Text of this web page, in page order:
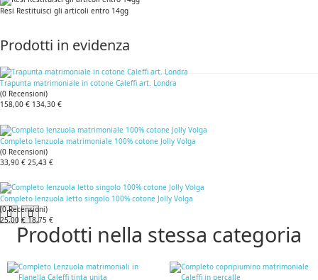
Resi Restituisci gli articoli entro 14gg
Prodotti in evidenza
Trapunta matrimoniale in cotone Caleffi art. Londra
(0 Recensioni)
158,00 € 134,30 €
Completo lenzuola matrimoniale 100% cotone Jolly Volga
(0 Recensioni)
33,90 € 25,43 €
Completo lenzuola letto singolo 100% cotone Jolly Volga
(0Recensioni)
25,00 € 18,75 €
Prodotti nella stessa categoria